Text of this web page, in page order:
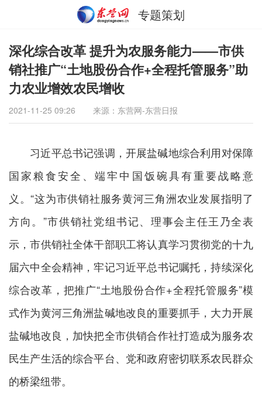
专题策划
深化综合改革 提升为农服务能力——市供
销社推广“土地股份合作+全程托管服务”助
力农业增效农民增收
2021-11-25 09:26 来源：东营网-东营日报
习近平总书记强调，开展盐碱地综合利用对保障
国家粮食安全、端牢中国饭碗具有重要战略意
义。“这为市供销社服务黄河三角洲农业发展指明了
方向。”市供销社党组书记、理事会主任王乃全表
示，市供销社全体干部职工将认真学习贯彻党的十九
届六中全会精神，牢记习近平总书记嘱托，持续深化
综合改革，把推广“土地股份合作+全程托管服务”模
式作为黄河三角洲盐碱地改良的重要抓手，大力开展
盐碱地改良，加快把全市供销合作社打造成为服务农
民生产生活的综合平台、党和政府密切联系农民群众
的桥梁纽带。